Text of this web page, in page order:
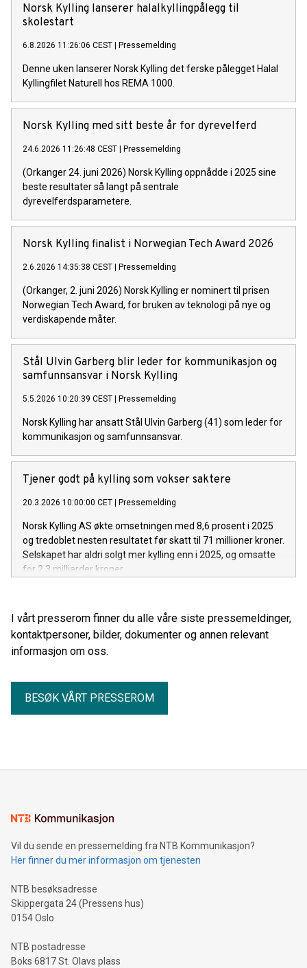
Norsk Kylling lanserer halalkyllingpålegg til
skolestart
6.8.2026 11:26:06 CEST Pressemelding
Denne uken lanserer Norsk Kylling det ferske pålegget Halal
Kyllingfilet Naturell hos REMA 1000.
Norsk Kylling med sitt beste år for dyrevelferd
24.6.2026 11:26:48 CEST Pressemelding
(Orkanger 24. juni 2026) Norsk Kylling oppnådde i 2025 sine
beste resultater så langt på sentrale
dyrevelferdsparametere.
Norsk Kylling finalist i Norwegian Tech Award 2026
2.6.2026 14:35:38 CEST Pressemelding
(Orkanger, 2. juni 2026) Norsk Kylling er nominert til prisen
Norwegian Tech Award, for bruken av teknologi på nye og
verdiskapende måter.
Stål Ulvin Garberg blir leder for kommunikasjon og
samfunnsansvar i Norsk Kylling
5.5.2026 10:20:39 CEST Pressemelding
Norsk Kylling har ansatt Stål Ulvin Garberg (41) som leder for
kommunikasjon og samfunnsansvar.
Tjener godt på kylling som vokser saktere
20.3.2026 10:00:00 CET Pressemelding
Norsk Kylling AS økte omsetningen med 8,6 prosent i 2025
og tredoblet nesten resultatet før skatt til 71 millioner kroner.
Selskapet har aldri solgt mer kylling enn i 2025, og omsatte
for 2,3 milliarder kroner.
I vårt presserom finner du alle våre siste pressemeldinger,
kontaktpersoner, bilder, dokumenter og annen relevant
informasjon om oss.
BESØK VÅRT PRESSEROM
Vil du sende en pressemelding fra NTB Kommunikasjon?
Her finner du mer informasjon om tjenesten
NTB besøksadresse
Skippergata 24 (Pressens hus)
0154 Oslo
NTB postadresse
Boks 6817 St. Olavs plass